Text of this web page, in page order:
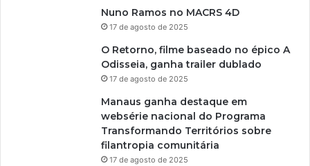
Nuno Ramos no MACRS 4D
17 de agosto de 2025
O Retorno, filme baseado no épico A
Odisseia, ganha trailer dublado
17 de agosto de 2025
Manaus ganha destaque em
websérie nacional do Programa
Transformando Territórios sobre
filantropia comunitária
17 de agosto de 2025